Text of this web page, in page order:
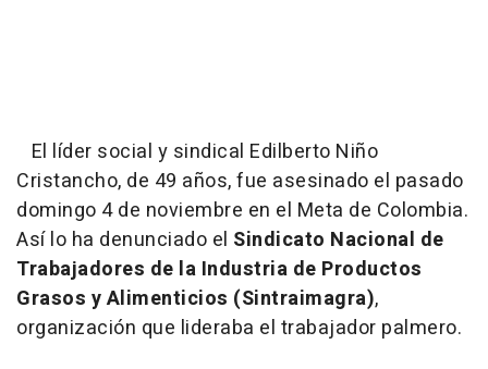
El líder social y sindical Edilberto Niño
Cristancho, de 49 años, fue asesinado el pasado
domingo 4 de noviembre en el Meta de Colombia.
Así lo ha denunciado el Sindicato Nacional de
Trabajadores de la Industria de Productos
Grasos y Alimenticios (Sintraimagra),
organización que lideraba el trabajador palmero.